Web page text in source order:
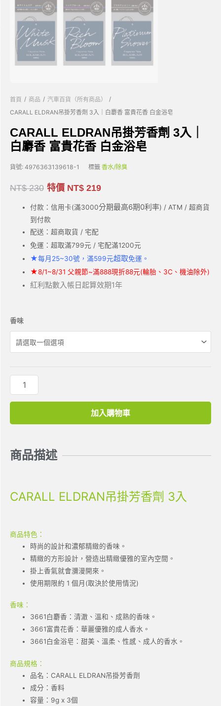
首頁 / 商品 / 汽車百貨（所有商品）
/
CARALL ELDRAN吊掛芳香劑 3入｜白麝香 富貴花香 白金浴皂
CARALL ELDRAN吊掛芳香劑 3入｜
白麝香 富貴花香 白金浴皂
貨號: 4976363139618-1 標籤 香水/除臭
NT$230 特價 NT$ 219
付款：信用卡(滿3000分期最高6期0利率) / ATM / 超商貨
到付款
配送：超商取貨 / 宅配
免運：超取滿799元 / 宅配滿1200元
★每月25~30號，滿599元超取免運。
★8/1~8/31 父親節~滿888現折88元(輪胎、3C、機油除外)
紅利點數入帳日起算效期1年
香味
加入購物車
商品描述
CARALL ELDRAN吊掛芳香劑 3入
商品特色：
時尚的設計和濃郁精緻的香味。
精緻的方形設計，營造出精緻優雅的室內空間。
掛上香氣就會瀰漫開來。
使用期限約 1 個月(取決於使用情況)
香味：
3661白麝香：清澈、溫和、成熟的香味。
3661富貴花香：華麗優雅的成人香水。
3661白金浴皂：甜美、溫柔、性感、成人的香水。
商品規格：
品名：CARALL ELDRAN吊掛芳香劑
成分：香料
容量：9g x 3個